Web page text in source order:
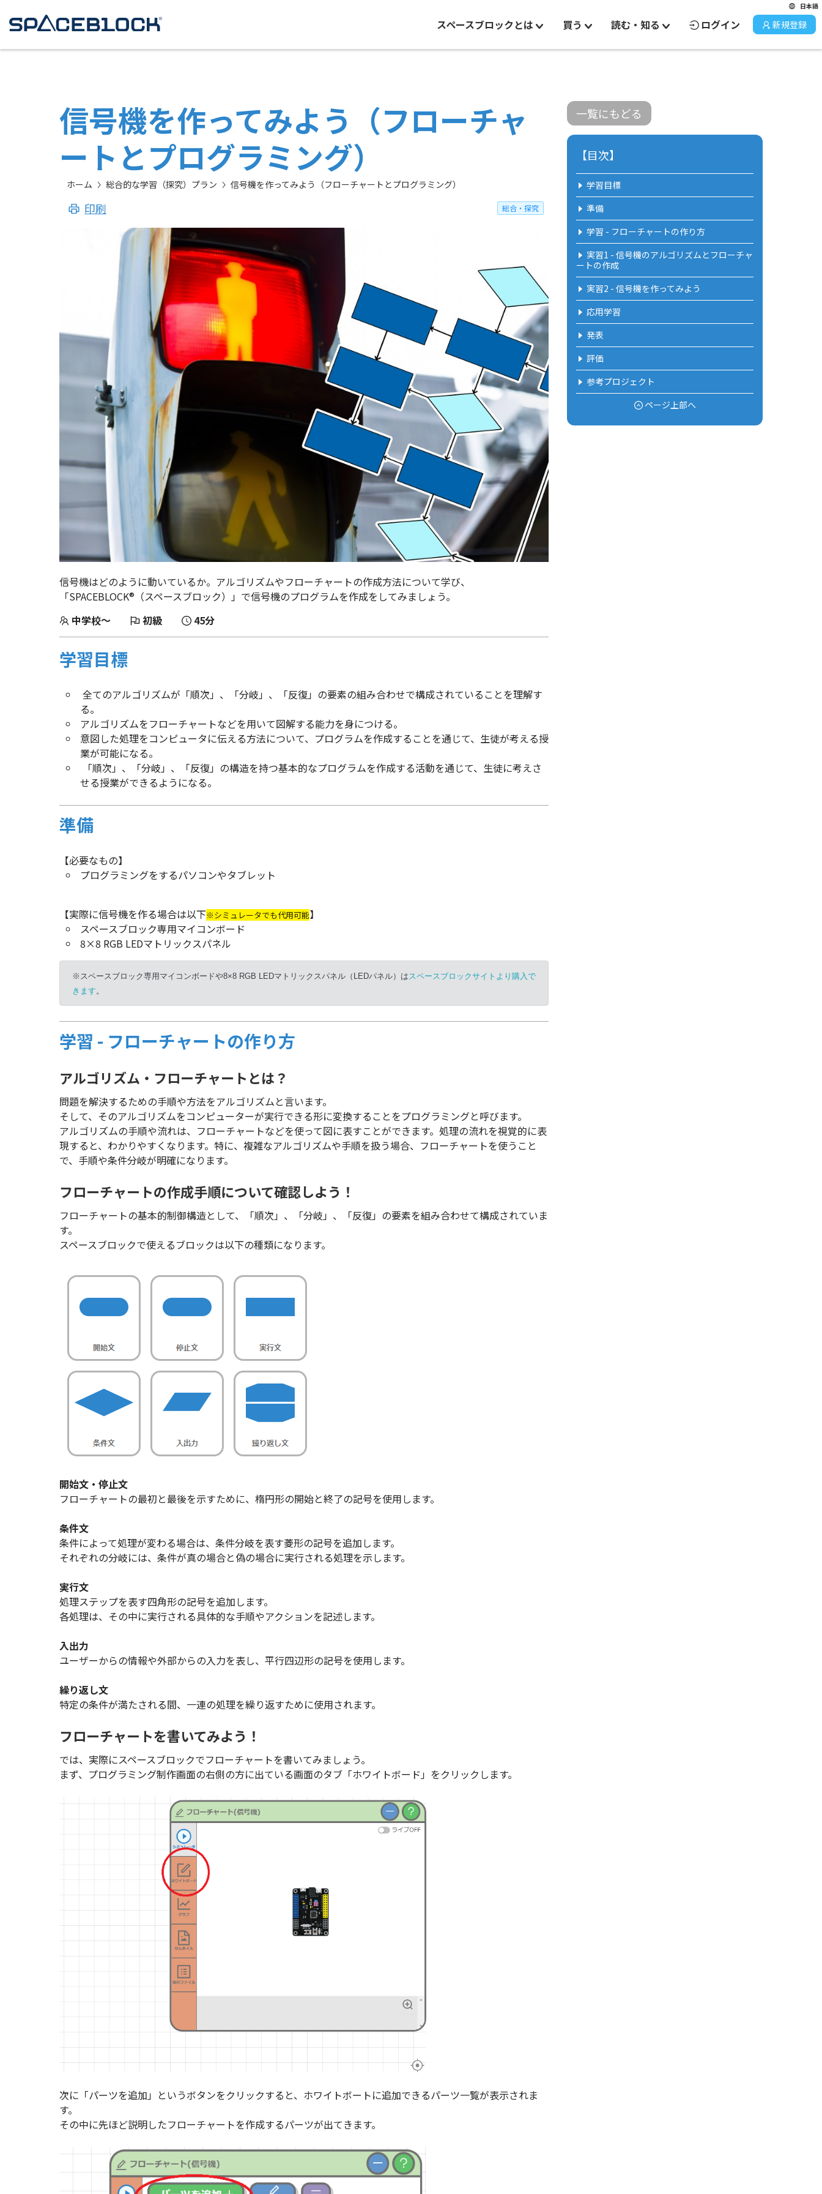
スペースブロックとは 買う 読む・知る ログイン 新規登録
日本語
信号機を作ってみよう（フローチャ
ートとプログラミング）
ホーム 総合的な学習（探究）プラン 信号機を作ってみよう（フローチャートとプログラミング）
総合・探究
印刷
信号機はどのように動いているか。アルゴリズムやフローチャートの作成方法について学び、
「SPACEBLOCK®（スペースブロック）」で信号機のプログラムを作成をしてみましょう。
中学校～
初級 45分
学習目標
全てのアルゴリズムが「順次」、「分岐」、「反復」の要素の組み合わせで構成されていることを理解す
る。
アルゴリズムをフローチャートなどを用いて図解する能力を身につける。
意図した処理をコンピュータに伝える方法について、プログラムを作成することを通じて、生徒が考える授
業が可能になる。
「順次」、「分岐」、「反復」の構造を持つ基本的なプログラムを作成する活動を通じて、生徒に考えさ
せる授業ができるようになる。
準備
【必要なもの】
プログラミングをするパソコンやタブレット
【実際に信号機を作る場合は以下※シミュレータでも代用可能】
スペースブロック専用マイコンボード
8×8 RGB LEDマトリックスパネル
※スペースブロック専用マイコンボードや8×8 RGB LEDマトリックスパネル（LEDパネル）は スペースブロックサイトより購入で
きます 。
学習 - フローチャートの作り方
アルゴリズム・フローチャートとは？
問題を解決するための手順や方法をアルゴリズムと言います。
そして、そのアルゴリズムをコンピューターが実行できる形に変換することをプログラミングと呼びます。
アルゴリズムの手順や流れは、フローチャートなどを使って図に表すことができます。処理の流れを視覚的に表
現すると、わかりやすくなります。特に、複雑なアルゴリズムや手順を扱う場合、フローチャートを使うこと
で、手順や条件分岐が明確になります。
フローチャートの作成手順について確認しよう！
フローチャートの基本的制御構造として、「順次」、「分岐」、「反復」の要素を組み合わせて構成されていま
す。
スペースブロックで使えるブロックは以下の種類になります。
開始文・停止文
フローチャートの最初と最後を示すために、楕円形の開始と終了の記号を使用します。
条件文
条件によって処理が変わる場合は、条件分岐を表す菱形の記号を追加します。
それぞれの分岐には、条件が真の場合と偽の場合に実行される処理を示します。
実行文
処理ステップを表す四角形の記号を追加します。
各処理は、その中に実行される具体的な手順やアクションを記述します。
入出力
ユーザーからの情報や外部からの入力を表し、平行四辺形の記号を使用します。
繰り返し文
特定の条件が満たされる間、一連の処理を繰り返すために使用されます。
フローチャートを書いてみよう！
では、実際にスペースブロックでフローチャートを書いてみましょう。
まず、プログラミング制作画面の右側の方に出ている画面のタブ「ホワイトボード」をクリックします。
次に「パーツを追加」というボタンをクリックすると、ホワイトボートに追加できるパーツ一覧が表示されま
す。
その中に先ほど説明したフローチャートを作成するパーツが出てきます。
一覧にもどる
【目次】
学習目標
準備
学習 - フローチャートの作り方
実習1 - 信号機のアルゴリズムとフローチャ
ートの作成
実習2 - 信号機を作ってみよう
応用学習
発表
評価
参考プロジェクト
ページ上部へ